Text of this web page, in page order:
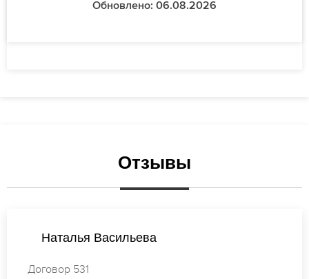
Обновлено: 06.08.2026
Отзывы
Виктория Михайлова
Договор 726